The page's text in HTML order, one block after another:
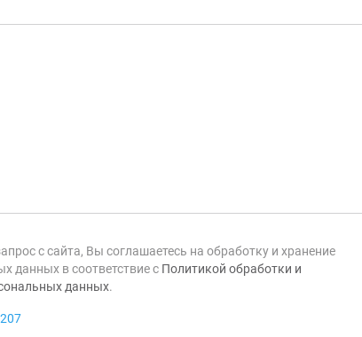
с сайта, Вы соглашаетесь на обработку и хранение
данных в соответствие с Политикой обработки и
данных.